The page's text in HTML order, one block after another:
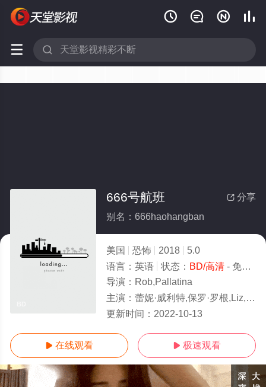
   
 
 分享
666号航班
别名：666haohangban
美国 恐怖 2018
5.0
语言： 英语 状态： BD/高清- 免费在线观看
导演： Rob,Pallatina
主演： 蕾妮·威利特,保罗·罗根,Liz,Fenning
更新时间： 2022-10-13
 在线观看  极速观看